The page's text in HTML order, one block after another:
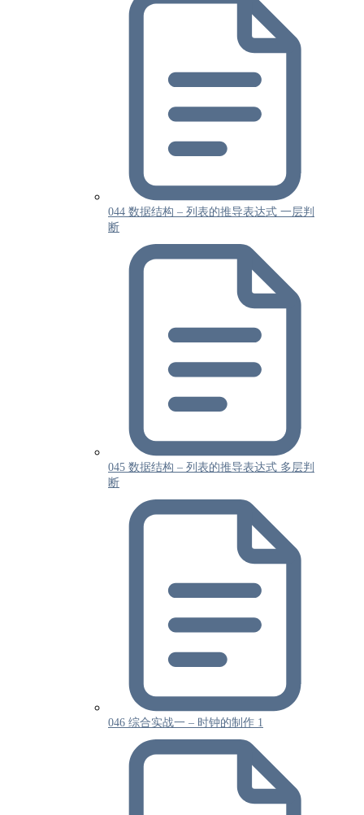
044 数据结构 – 列表的推导表达式 一层判
断
045 数据结构 – 列表的推导表达式 多层判
断
046 综合实战一 – 时钟的制作 1